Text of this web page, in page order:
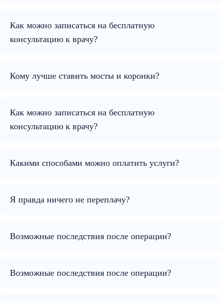
Как можно записаться на бесплатную
консультацию к врачу?
Кому лучше ставить мосты и коронки?
Как можно записаться на бесплатную
консультацию к врачу?
Какими способами можно оплатить услуги?
Я правда ничего не переплачу?
Возможные последствия после операции?
Возможные последствия после операции?